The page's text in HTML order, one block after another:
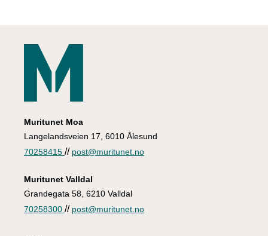
Muritunet Moa
Langelandsveien 17, 6010 Ålesund
70258415 // post@muritunet.no
Muritunet Valldal
Grandegata 58, 6210 Valldal
70258300 // post@muritunet.no